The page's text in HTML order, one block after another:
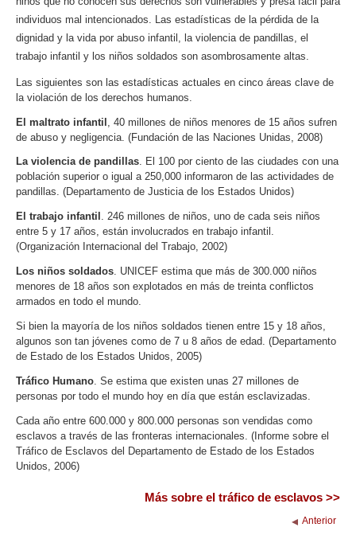
individuos mal intencionados. Las estadísticas de la pérdida de la
dignidad y la vida por abuso infantil, la violencia de pandillas, el
trabajo infantil y los niños soldados son asombrosamente altas.
Las siguientes son las estadísticas actuales en cinco áreas clave de
la violación de los derechos humanos.
El maltrato infantil , 40 millones de niños menores de 15 años sufren
de abuso y negligencia. (Fundación de las Naciones Unidas, 2008)
La violencia de pandillas. El 100 por ciento de las ciudades con una
población superior o igual a 250,000 informaron de las actividades de
pandillas. (Departamento de Justicia de los Estados Unidos)
El trabajo infantil . 246 millones de niños, uno de cada seis niños
entre 5 y 17 años, están involucrados en trabajo infantil.
(Organización Internacional del Trabajo, 2002)
Los niños soldados. UNICEF estima que más de 300.000 niños
menores de 18 años son explotados en más de treinta conflictos
armados en todo el mundo.
Si bien la mayoría de los niños soldados tienen entre 15 y 18 años,
algunos son tan jóvenes como de 7 u 8 años de edad. (Departamento
de Estado de los Estados Unidos, 2005)
Tráfico Humano . Se estima que existen unas 27 millones de
personas por todo el mundo hoy en día que están esclavizadas.
Cada año entre 600.000 y 800.000 personas son vendidas como
esclavos a través de las fronteras internacionales. (Informe sobre el
Tráfico de Esclavos del Departamento de Estado de los Estados
Unidos, 2006)
Más sobre el tráfico de esclavos >>
Anterior